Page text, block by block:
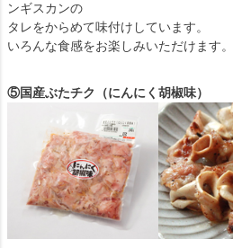
ンギスカンの
タレをからめて味付けしています。
いろんな食感をお楽しみいただけます。
⑤国産ぶたチク（にんにく胡椒味）